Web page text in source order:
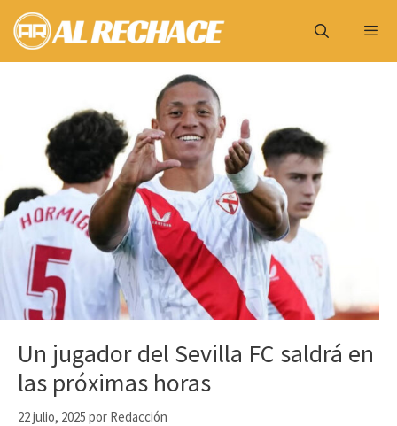
Saltar
contenido
Un jugador del Sevilla FC saldrá en
las próximas horas
22 julio, 2025 por Redacción